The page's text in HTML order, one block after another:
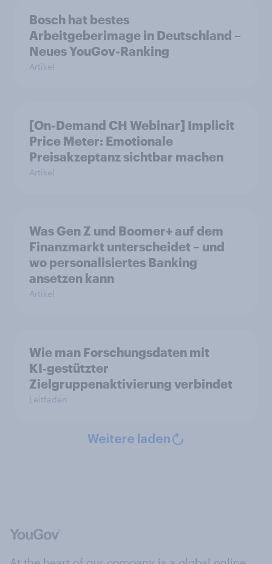
Bosch hat bestes
Arbeitgeberimage in Deutschland –
Neues YouGov-Ranking
Artikel
[On-Demand CH Webinar] Implicit
Price Meter: Emotionale
Preisakzeptanz sichtbar machen
Artikel
Was Gen Z und Boomer+ auf dem
Finanzmarkt unterscheidet – und
wo personalisiertes Banking
ansetzen kann
Artikel
Wie man Forschungsdaten mit
KI‑gestützter
Zielgruppenaktivierung verbindet
Leitfaden
Weitere laden